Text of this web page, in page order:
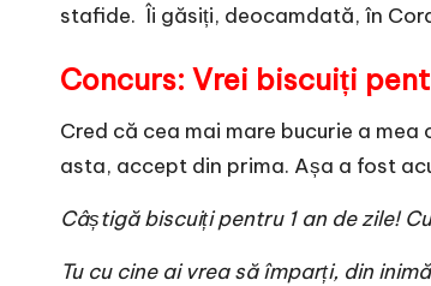
stafide. Îi găsiți, deocamdată, în
Concurs: Vrei biscuiți
Cred că cea mai mare bucurie a
asta, accept din prima. Așa a fost
Câștigă biscuiți pentru 1 an de zile!
Tu cu cine ai vrea să împarți, din